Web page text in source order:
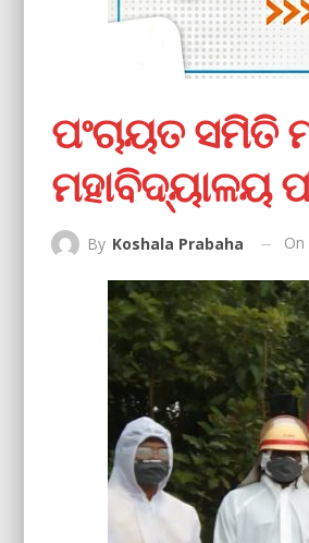
ପଂଚାୟତ ସମିତି
ମହାବିଦ୍ୟାଳୟ
By Koshala Prabaha On